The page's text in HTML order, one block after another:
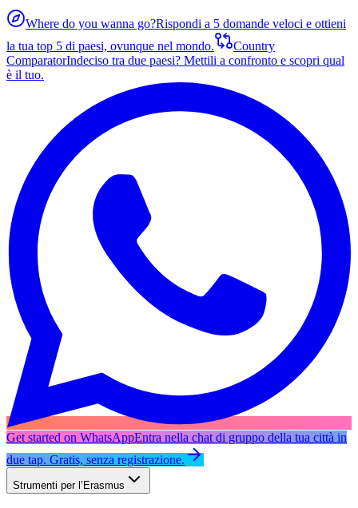
Where do you wanna go?Rispondi a 5 domande veloci e ottieni
la tua top 5 di paesi, ovunque nel mondo.
Country
ComparatorIndeciso tra due paesi? Mettili a confronto e scopri qual
è il tuo.
Get started on WhatsAppEntra nella chat di gruppo della tua città in
due tap. Gratis, senza registrazione.
Strumenti per l’Erasmus